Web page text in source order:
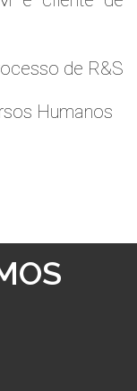
de R&S
Humanos